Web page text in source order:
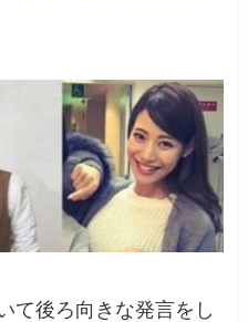
て後ろ向きな発言をし